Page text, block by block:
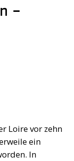
–
Loire vor zehn
ein
In